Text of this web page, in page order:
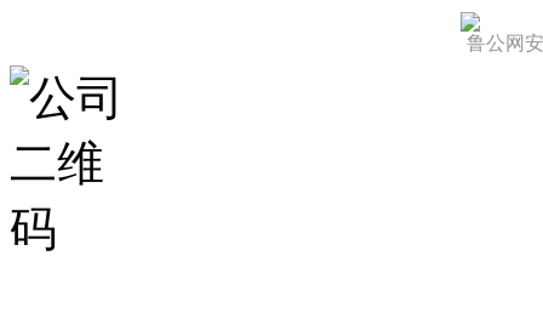
鲁公网